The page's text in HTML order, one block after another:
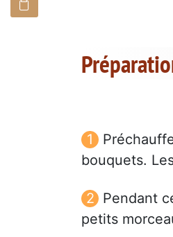
bouquets.
Pendant
petits